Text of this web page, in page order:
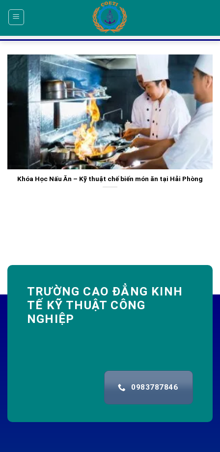
Khóa Học Nấu Ăn – Kỹ thuật chế biến món ăn tại Hải Phòng
TRƯỜNG CAO ĐẲNG KINH
TẾ KỸ THUẬT CÔNG
NGHIỆP
0983787846